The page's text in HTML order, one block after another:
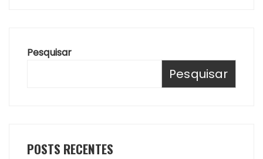
Pesquisar
Pesquisar
POSTS RECENTES